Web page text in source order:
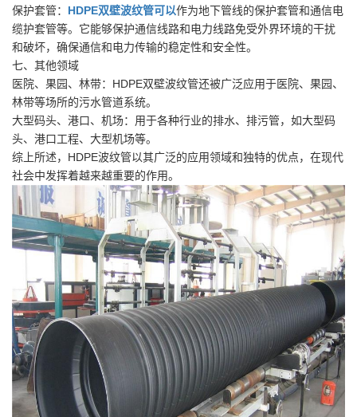
保护套管： HDPE双壁波纹管可以作为地下管线的保护套管和通信电
缆护套管等。它能够保护通信线路和电力线路免受外界环境的干扰
和破坏，确保通信和电力传输的稳定性和安全性。
七、其他领域
医院、果园、林带：HDPE双壁波纹管还被广泛应用于医院、果园、
林带等场所的污水管道系统。
大型码头、港口、机场：用于各种行业的排水、排污管，如大型码
头、港口工程、大型机场等。
综上所述，HDPE波纹管以其广泛的应用领域和独特的优点，在现代
社会中发挥着越来越重要的作用。